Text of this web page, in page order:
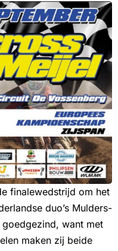
finalewedstrijd om het
duo’s Mulders-
want met
maken zij beide